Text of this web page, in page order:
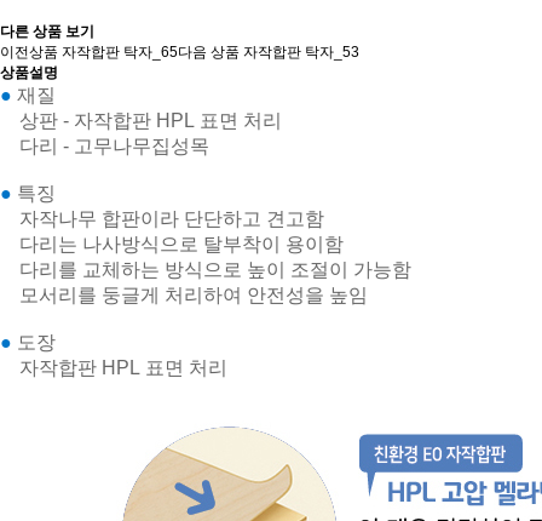
다른 상품 보기
이전상품 자작합판 탁자_65다음 상품 자작합판 탁자_53
상품설명
● 재질
상판 - 자작합판 HPL 표면 처리
다리 - 고무나무집성목
● 특징
자작나무 합판이라 단단하고 견고함
다리는 나사방식으로 탈부착이 용이함
다리를 교체하는 방식으로 높이 조절이 가능함
모서리를 둥글게 처리하여 안전성을 높임
● 도장
자작합판 HPL 표면 처리